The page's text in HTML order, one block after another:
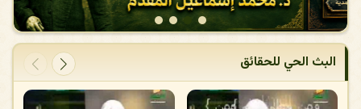
البث الحي للحقائق